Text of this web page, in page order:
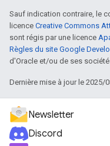
Sauf indication contraire, le
licence Creative Commons
sont régis par une licence
Règles du site Google
d'Oracle et/ou de ses
Dernière mise à jour le 2025/
Newsletter
Discord